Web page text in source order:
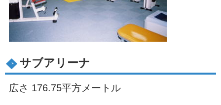
サブアリーナ
広さ 176.75平方メートル